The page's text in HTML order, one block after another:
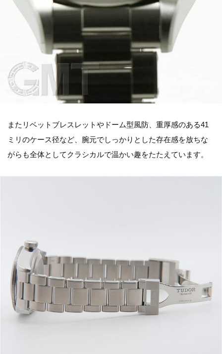
またリベットブレスレットやドーム型風防、重厚感のある41
ミリのケース径など、腕元でしっかりとした存在感を放ちな
がらも全体としてクラシカルで温かい趣をたたえています。